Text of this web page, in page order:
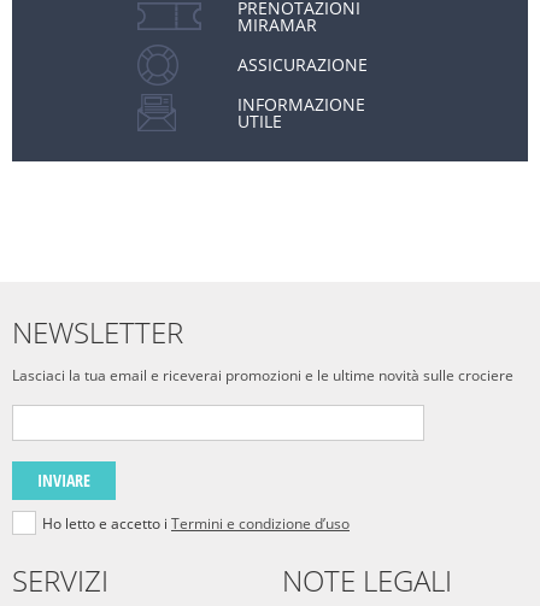
PRENOTAZIONI
MIRAMAR
ASSICURAZIONE
INFORMAZIONE
UTILE
NEWSLETTER
Lasciaci la tua email e riceverai promozioni e le ultime novità sulle crociere
INVIARE
Ho letto e accetto i Termini e condizione d’uso
SERVIZI NOTE LEGALI